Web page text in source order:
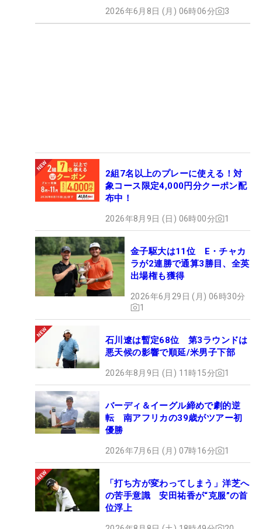
2026年6月8日 (月) 06時06分 3
2組7名以上のプレーに使える！対
象コース限定4,000円分クーポン配
布中！
2026年8月9日 (日) 06時00分 1
金子駆大は11位 E・チャカ
ラが2連勝で通算3勝目、全英
出場権も獲得
2026年6月29日 (月) 06時30分
1
石川遼は暫定68位 第3ラウンドは
悪天候の影響で順延/米男子下部
2026年8月9日 (日) 11時15分 1
バーディ＆イーグル締めで劇的逆
転 南アフリカの39歳がツアー初
優勝
2026年7月6日 (月) 07時16分 1
「打ち方が変わってしまう」洋芝へ
の苦手意識 安田祐香が“克服”の首
位浮上